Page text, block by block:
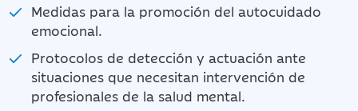
Medidas para la promoción del autocuidado
emocional.
Protocolos de detección y actuación ante
situaciones que necesitan intervención de
profesionales de la salud mental.